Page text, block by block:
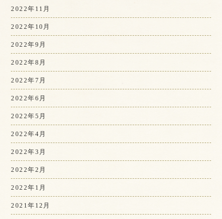
2022年11月
2022年10月
2022年9月
2022年8月
2022年7月
2022年6月
2022年5月
2022年4月
2022年3月
2022年2月
2022年1月
2021年12月